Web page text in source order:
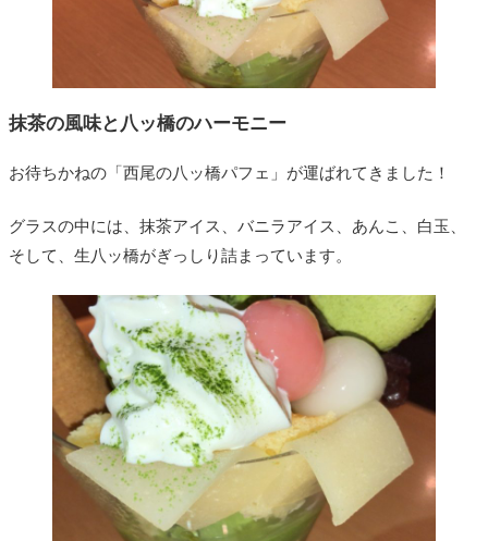
抹茶の風味と八ッ橋のハーモニー
お待ちかねの「西尾の八ッ橋パフェ」が運ばれてきました！
グラスの中には、抹茶アイス、バニラアイス、あんこ、白玉、
そして、生八ッ橋がぎっしり詰まっています。